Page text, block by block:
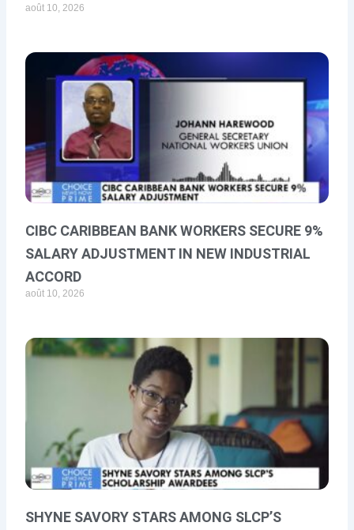
août 10, 2026
CIBC CARIBBEAN BANK WORKERS SECURE 9%
SALARY ADJUSTMENT IN NEW INDUSTRIAL
ACCORD
août 10, 2026
SHYNE SAVORY STARS AMONG SLCP’S